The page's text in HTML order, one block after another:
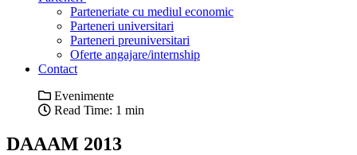
Parteneriate cu mediul economic
Parteneri universitari
Parteneri preuniversitari
Oferte angajare/internship
Contact
Evenimente
Read Time: 1 min
DAAAM 2013